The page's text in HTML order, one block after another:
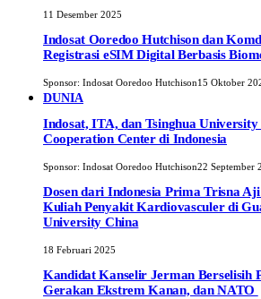
11 Desember 2025
Indosat Ooredoo Hutchison dan
Registrasi eSIM Digital Berbasis
Sponsor: Indosat Ooredoo Hutchison15 Oktober
DUNIA
Indosat, ITA, dan Tsinghua
Cooperation Center di Indonesia
Sponsor: Indosat Ooredoo Hutchison22 September
Dosen dari Indonesia Prima Trisna
Kuliah Penyakit Kardiovasculer di
University China
18 Februari 2025
Kandidat Kanselir Jerman Berselisih
Gerakan Ekstrem Kanan, dan NATO